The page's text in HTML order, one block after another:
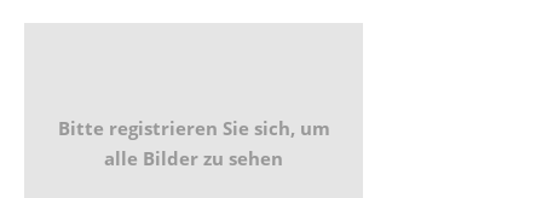
Bitte registrieren Sie sich, um
alle Bilder zu sehen